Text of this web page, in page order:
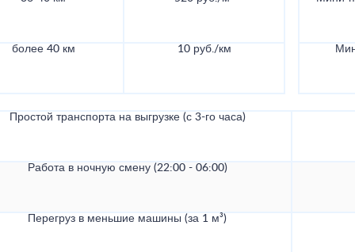
более 40 км 10 руб./км
Простой транспорта на выгрузке (с 3-го часа)
Работа в ночную смену (22:00 - 06:00)
Перегруз в меньшие машины (за 1 м³)